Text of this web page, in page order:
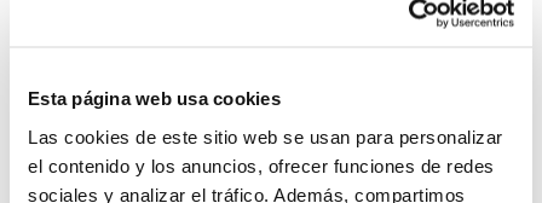
Esta página web usa cookies
Las cookies de este sitio web se usan para personalizar
el contenido y los anuncios, ofrecer funciones de redes
sociales y analizar el tráfico. Además, compartimos